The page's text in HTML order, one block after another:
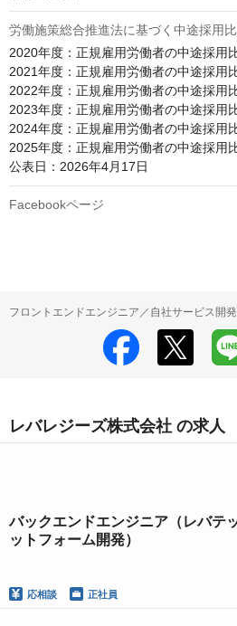
労働施策総合推進法に基づく中途採用
2020年度：正規雇用労働者の中途採用
2021年度：正規雇用労働者の中途採用
2022年度：正規雇用労働者の中途採用
2023年度：正規雇用労働者の中途採用
2024年度：正規雇用労働者の中途採用
2025年度：正規雇用労働者の中途採用
公表日：2026年4月17日
Facebookページ
フロントエンドエンジニア／自社サービス開
レバレジーズ株式会社 の求人
バックエンドエンジニア（レバテ
ットフォーム開発）
応相談 正社員